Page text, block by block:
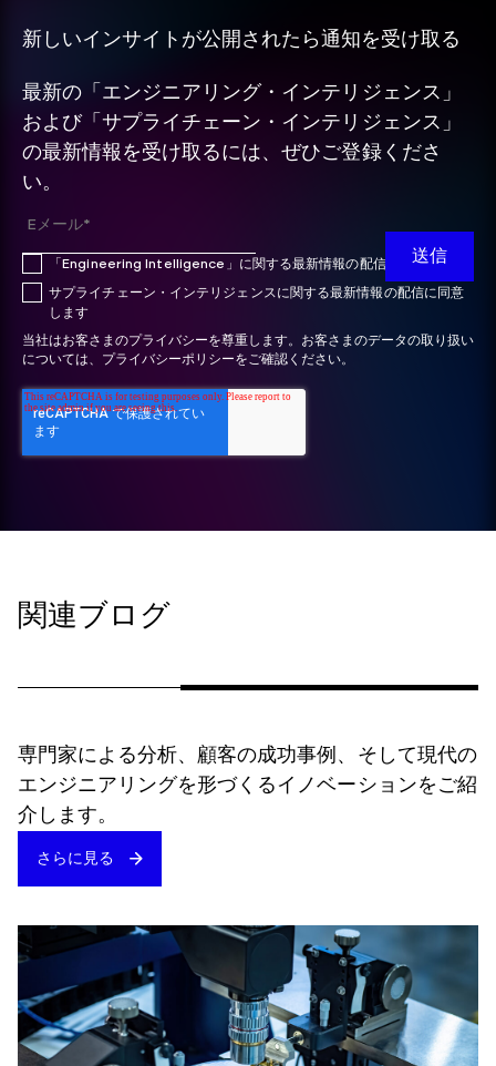
新しいインサイトが公開されたら通知を受け取る
最新の「エンジニアリング・インテリジェンス」
および「サプライチェーン・インテリジェンス」
の最新情報を受け取るには、ぜひご登録くださ
い。
「Engineering Intelligence」に関する最新情報の配信に同意します
サプライチェーン・インテリジェンスに関する最新情報の配信に同意
します
当社はお客さまのプライバシーを尊重します。お客さまのデータの取り扱い
については、プライバシーポリシーをご確認ください。
関連ブログ
さらに見る
専門家による分析、顧客の成功事例、そして現代の
エンジニアリングを形づくるイノベーションをご紹
介します。